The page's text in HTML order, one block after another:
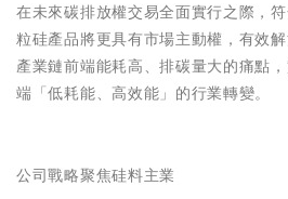
在未來碳排放權交易全面實行之際，
粒硅產品將更具有市場主動權，有效
產業鏈前端能耗高、排碳量大的痛點
端「低耗能、高效能」的行業轉變。
公司戰略聚焦硅料主業